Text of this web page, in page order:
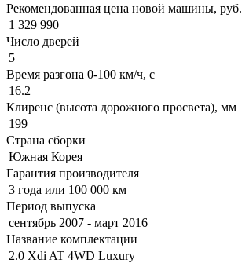
Рекомендованная цена новой машины, руб.
1 329 990
Число дверей
5
Время разгона 0-100 км/ч, с
16.2
Клиренс (высота дорожного просвета), мм
199
Страна сборки
Южная Корея
Гарантия производителя
3 года или 100 000 км
Период выпуска
сентябрь 2007 - март 2016
Название комплектации
2.0 Xdi AT 4WD Luxury